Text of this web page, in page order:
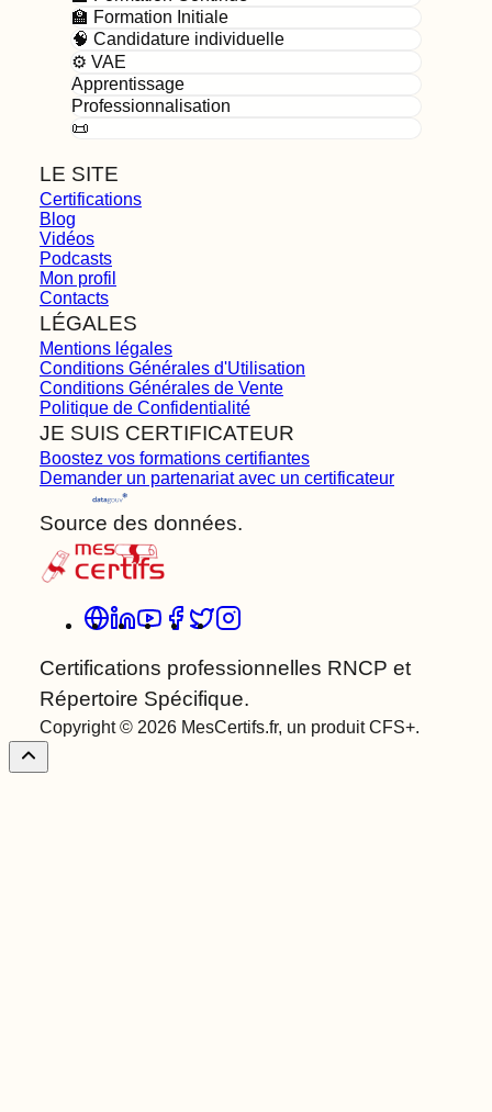
🏫 Formation Initiale
🧠 Candidature individuelle
⚙️ VAE
Apprentissage
Professionnalisation
📜
LE SITE
Certifications
Blog
Vidéos
Podcasts
Mon profil
Contacts
LÉGALES
Mentions légales
Conditions Générales d'Utilisation
Conditions Générales de Vente
Politique de Confidentialité
JE SUIS CERTIFICATEUR
Boostez vos formations certifiantes
Demander un partenariat avec un certificateur
Source des données.
Certifications professionnelles RNCP et
Répertoire Spécifique.
Copyright © 2026 MesCertifs.fr, un produit CFS+.